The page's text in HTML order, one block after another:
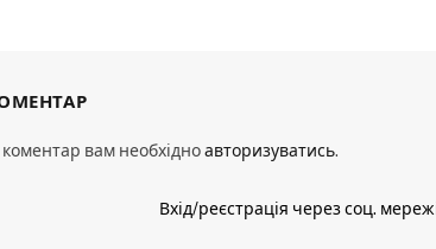
вам необхідноавторизуватись.
Вхід/реєстрація через соц.